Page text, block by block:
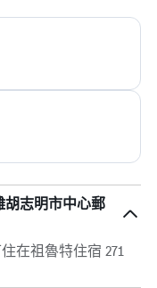
志明市中心郵
在祖魯特住宿 271